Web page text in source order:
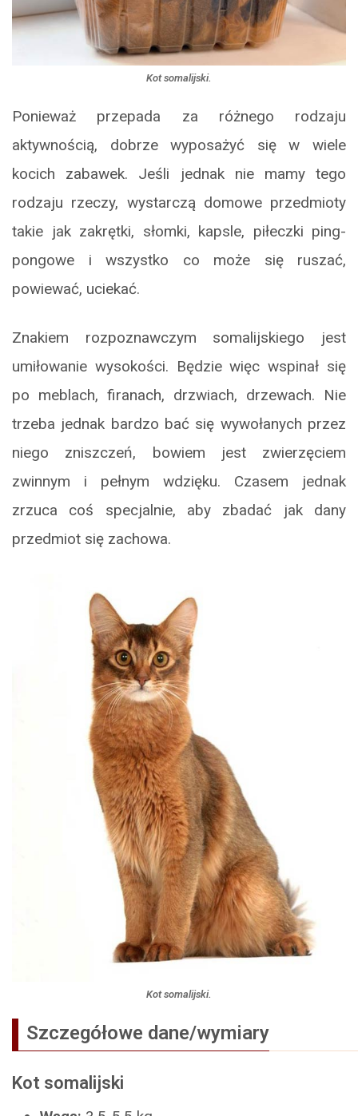
Kot somalijski.
Ponieważ przepada za różnego rodzaju
aktywnością, dobrze wyposażyć się w wiele
kocich zabawek. Jeśli jednak nie mamy tego
rodzaju rzeczy, wystarczą domowe przedmioty
takie jak zakrętki, słomki, kapsle, piłeczki ping-
pongowe i wszystko co może się ruszać,
powiewać, uciekać.
Znakiem rozpoznawczym somalijskiego jest
umiłowanie wysokości. Będzie więc wspinał się
po meblach, firanach, drzwiach, drzewach. Nie
trzeba jednak bardzo bać się wywołanych przez
niego zniszczeń, bowiem jest zwierzęciem
zwinnym i pełnym wdzięku. Czasem jednak
zrzuca coś specjalnie, aby zbadać jak dany
przedmiot się zachowa.
Kot somalijski.
Szczegółowe dane/wymiary
Kot somalijski